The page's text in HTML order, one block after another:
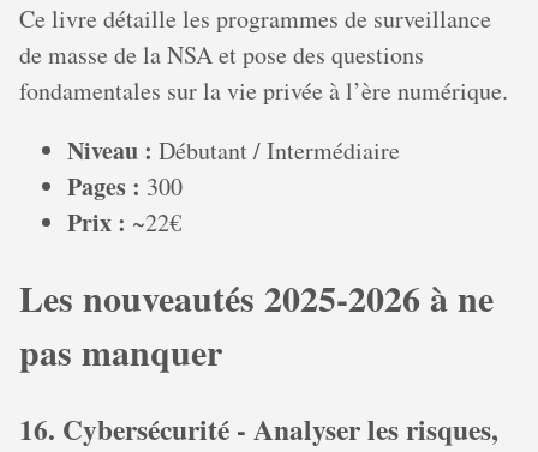
Ce livre détaille les programmes de surveillance
de masse de la NSA et pose des questions
fondamentales sur la vie privée à l’ère numérique.
Niveau : Débutant / Intermédiaire
Pages : 300
Prix : ~22€
Les nouveautés 2025-2026 à ne
pas manquer
16. Cybersécurité - Analyser les risques,